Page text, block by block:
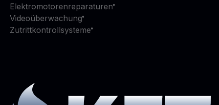
Elektromotorenreparaturen
Videoüberwachung
Zutrittkontrollsysteme